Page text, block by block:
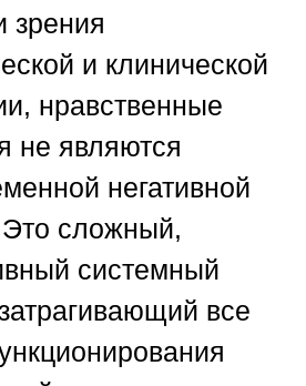
зрения
и клинической
нравственные
не являются
негативной
сложный,
системный
все